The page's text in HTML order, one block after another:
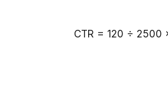
CTR = 120 ÷ 2500